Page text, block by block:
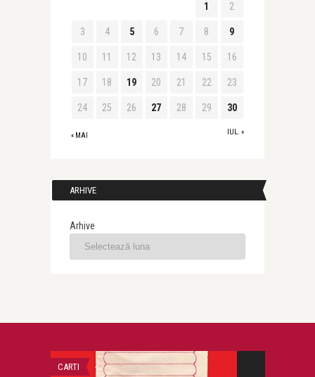
« MAI IUL. »
1 2
3 4 5 6 7 8 9
10 11 12 13 14 15 16
17 18 19 20 21 22 23
24 25 26 27 28 29 30
ARHIVE
Arhive
CARTI